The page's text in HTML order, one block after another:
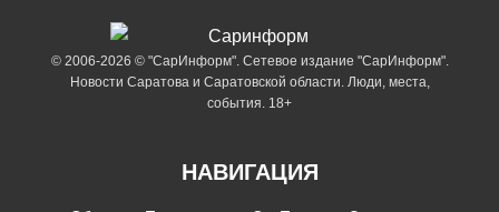
© 2006-2026 © "СарИнформ". Сетевое издание "СарИнформ".
Новости Саратова и Саратовской области. Люди, места,
события. 18+
НАВИГАЦИЯ